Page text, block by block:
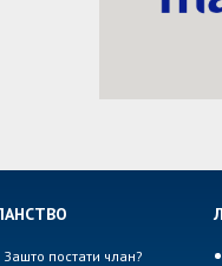
Зашто постати члан?